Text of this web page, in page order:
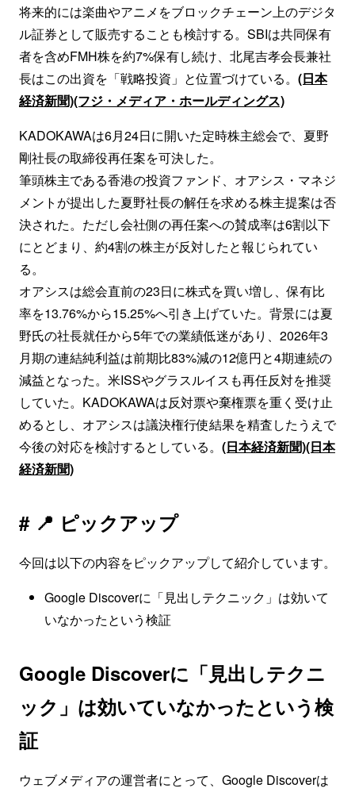
将来的には楽曲やアニメをブロックチェーン上のデジタ
ル証券として販売することも検討する。SBIは共同保有
者を含めFMH株を約7%保有し続け、北尾吉孝会長兼社
長はこの出資を「戦略投資」と位置づけている。 (日本
経済新聞)(フジ・メディア・ホールディングス)
KADOKAWAは6月24日に開いた定時株主総会で、夏野
剛社長の取締役再任案を可決した。
筆頭株主である香港の投資ファンド、オアシス・マネジ
メントが提出した夏野社長の解任を求める株主提案は否
決された。ただし会社側の再任案への賛成率は6割以下
にとどまり、約4割の株主が反対したと報じられてい
る。
オアシスは総会直前の23日に株式を買い増し、保有比
率を13.76%から15.25%へ引き上げていた。背景には夏
野氏の社長就任から5年での業績低迷があり、2026年3
月期の連結純利益は前期比83%減の12億円と4期連続の
減益となった。米ISSやグラスルイスも再任反対を推奨
していた。KADOKAWAは反対票や棄権票を重く受け止
めるとし、オアシスは議決権行使結果を精査したうえで
今後の対応を検討するとしている。 (日本経済新聞)(日本
経済新聞)
# 📍 ピックアップ
今回は以下の内容をピックアップして紹介しています。
Google Discoverに「見出しテクニック」は効いて
いなかったという検証
Google Discoverに「見出しテクニ
ック」は効いていなかったという検
証
ウェブメディアの運営者にとって、Google Discoverは